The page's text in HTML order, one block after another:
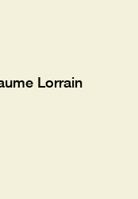
Lorrain